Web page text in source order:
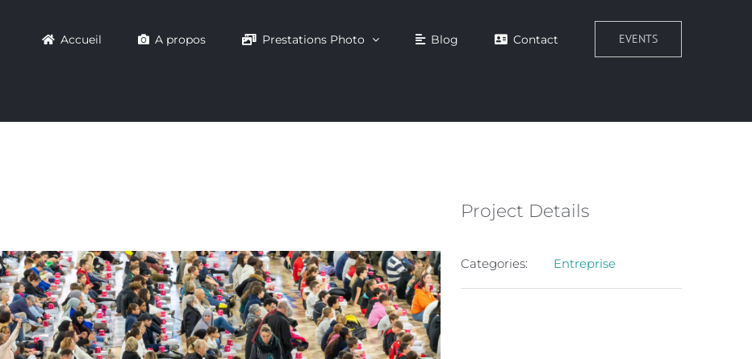
Accueil A propos Prestations Photo Blog Contact EVENTS
Project Details
Categories: Entreprise